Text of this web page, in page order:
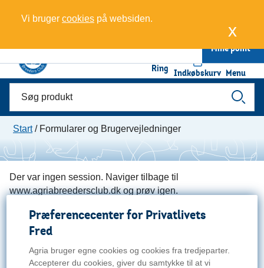
Vi bruger cookies på websiden.
x
Mine point
Ring Indkøbskurv Menu
Start/ Formularer og Brugervejledninger
Der var ingen session. Naviger tilbage til
www.agriabreedersclub.dk og prøv igen.
Præferencecenter for Privatlivets
Fred
Agria bruger egne cookies og cookies fra tredjeparter.
Accepterer du cookies, giver du samtykke til at vi